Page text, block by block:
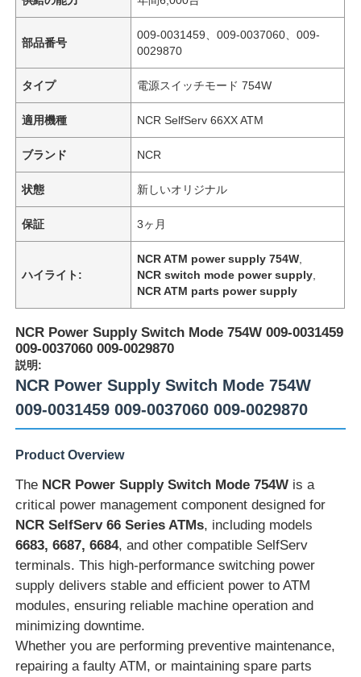
部品番号
009-0031459、009-0037060、009-
0029870
タイプ 電源スイッチモード 754W
適用機種 NCR SelfServ 66XX ATM
ブランド NCR
状態 新しいオリジナル
保証 3ヶ月
ハイライト:
NCR ATM power supply 754W
NCR switch mode power supply
NCR ATM parts power supply
NCR Power Supply Switch Mode 754W 009-0031459
009-0037060 009-0029870
説明:
NCR Power Supply Switch Mode 754W
009-0031459 009-0037060 009-0029870
Product Overview
The NCR Power Supply Switch Mode 754W is a
critical power management component designed for
NCR SelfServ 66 Series ATMs, including models
6683, 6687, 6684, and other compatible SelfServ
terminals. This high-performance switching power
supply delivers stable and efficient power to ATM
modules, ensuring reliable machine operation and
minimizing downtime.
Whether you are performing preventive maintenance,
repairing a faulty ATM, or maintaining spare parts